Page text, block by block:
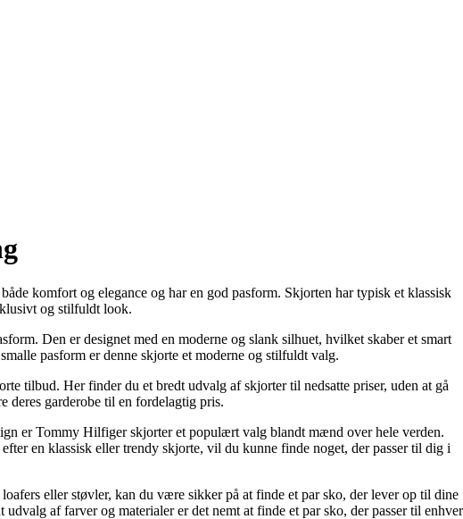
komfort og elegance og har en god pasform. Skjorten har typisk et klassisk
og stilfuldt look.
Den er designet med en moderne og slank silhuet, hvilket skaber et smart
pasform er denne skjorte et moderne og stilfuldt valg.
tilbud. Her finder du et bredt udvalg af skjorter til nedsatte priser, uden at gå
deres garderobe til en fordelagtig pris.
er Tommy Hilfiger skjorter et populært valg blandt mænd over hele verden.
en klassisk eller trendy skjorte, vil du kunne finde noget, der passer til dig i
eller støvler, kan du være sikker på at finde et par sko, der lever op til dine
af farver og materialer er det nemt at finde et par sko, der passer til enhver